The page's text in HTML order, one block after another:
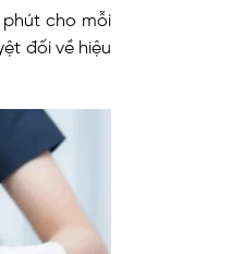
cho mỗi
đối về hiệu